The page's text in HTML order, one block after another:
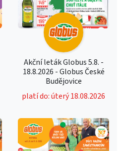
Akční leták Globus 5.8. -
18.8.2026 - Globus České
Budějovice
platí do: úterý 18.08.2026